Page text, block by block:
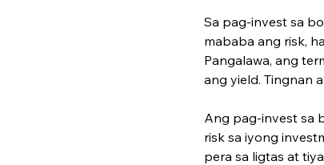
Sa pag-invest sa
mababa ang risk,
Pangalawa, ang
ang yield. Tingnan
Ang pag-invest sa
risk sa iyong
pera sa ligtas at